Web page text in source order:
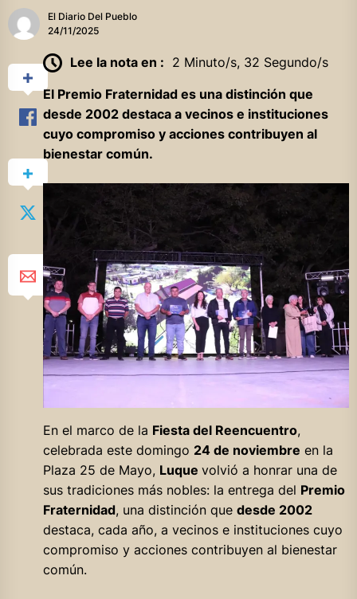
El Diario Del Pueblo
24/11/2025
Lee la nota en : 2 Minuto/s, 32 Segundo/s
El Premio Fraternidad es una distinción que
desde 2002 destaca a vecinos e instituciones
cuyo compromiso y acciones contribuyen al
bienestar común.
En el marco de la Fiesta del Reencuentro,
celebrada este domingo 24 de noviembre en la
Plaza 25 de Mayo, Luque volvió a honrar una de
sus tradiciones más nobles: la entrega del Premio
Fraternidad, una distinción que desde 2002
destaca, cada año, a vecinos e instituciones cuyo
compromiso y acciones contribuyen al bienestar
común.